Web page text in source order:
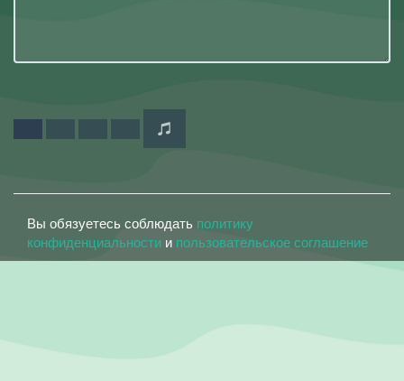
Вы обязуетесь соблюдать политику
конфиденциальности и пользовательское соглашение